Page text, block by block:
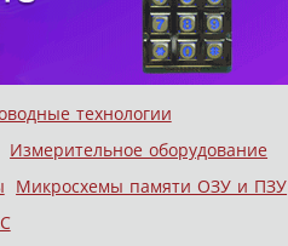
технологии
Измерительное оборудование
Микросхемы памяти ОЗУ и ПЗУ